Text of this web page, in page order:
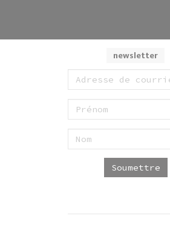
newsletter
Soumettre